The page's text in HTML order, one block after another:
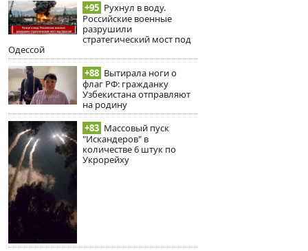
+95 Рухнул в воду.
Российские военные
разрушили
стратегический мост под
Одессой
+88 Вытирала ноги о
флаг РФ: гражданку
Узбекистана отправляют
на родину
+83 Массовый пуск
"Искандеров" в
количестве 6 штук по
Укрорейху